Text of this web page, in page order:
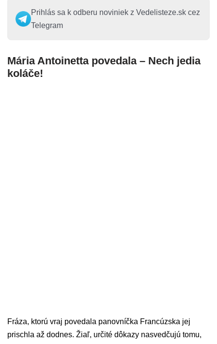
Prihlás sa k odberu noviniek z Vedelisteze.sk cez
Telegram
Mária Antoinetta povedala – Nech jedia
koláče!
Fráza, ktorú vraj povedala panovníčka Francúzska jej
prischla až dodnes. Žiaľ, určité dôkazy nasvedčujú tomu,